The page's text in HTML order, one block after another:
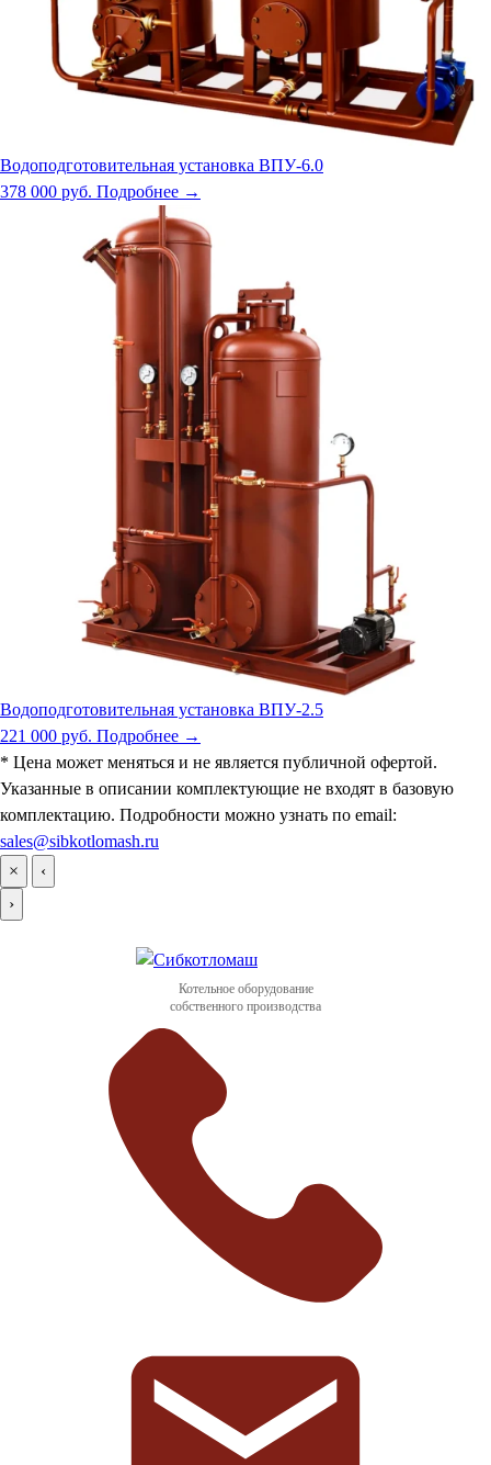
Водоподготовительная установка ВПУ-6.0
378 000 руб. Подробнее →
Водоподготовительная установка ВПУ-2.5
221 000 руб. Подробнее →
* Цена может меняться и не является публичной офертой.
Указанные в описании комплектующие не входят в базовую
комплектацию. Подробности можно узнать по email:
sales@sibkotlomash.ru
×
‹
›
Котельное оборудование
собственного производства